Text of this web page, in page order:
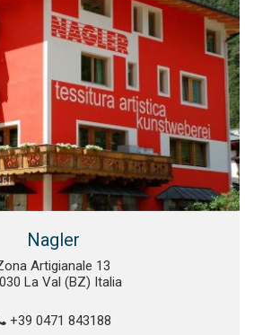
Nagler
Artigianale 13
La Val (BZ) Italia
+39 0471 843188